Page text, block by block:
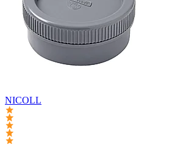
NICOLL